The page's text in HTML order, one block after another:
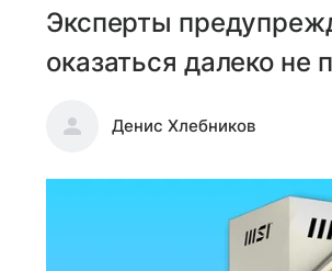
Эксперты
оказаться далеко не
Денис Хлебников